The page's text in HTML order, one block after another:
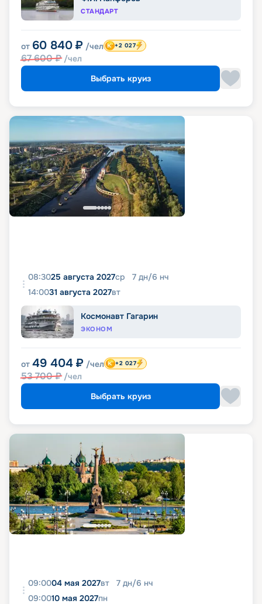
СТАНДАРТ
от 60 840 ₽ /чел
67 600₽ /чел
+2 027
Выбрать круиз
08:3025 августа 2027ср 7 дн/6 нч
14:0031 августа 2027вт
Космонавт Гагарин
ЭКОНОМ
от 49 404 ₽ /чел
53 700₽ /чел
+2 027
Выбрать круиз
09:0004 мая 2027вт 7 дн/6 нч
09:0010 мая 2027пн